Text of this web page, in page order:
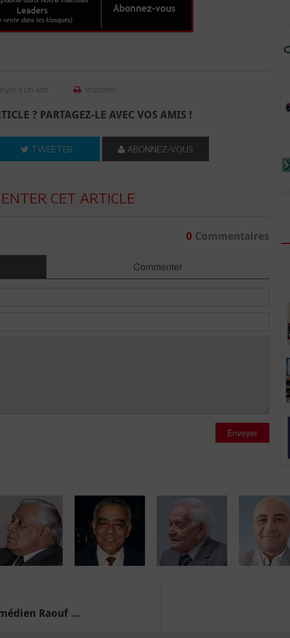
à un ami Imprimer
? PARTAGEZ-LE AVEC VOS AMIS !
TWEETER ABONNEZ-VOUS
CET ARTICLE
0Commentaires
Commenter
Envoyer
Raouf ...